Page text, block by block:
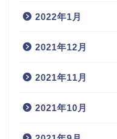
2022年1月
2021年12月
2021年11月
2021年10月